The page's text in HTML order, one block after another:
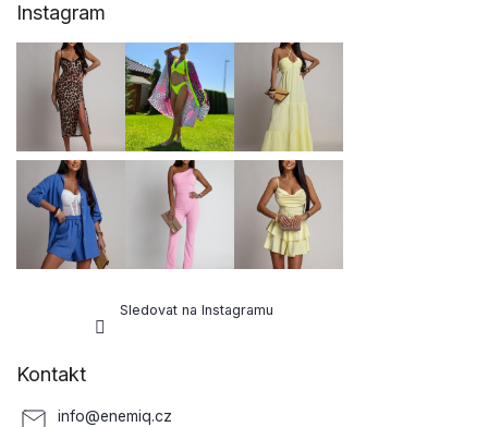
Instagram
Sledovat na Instagramu
Kontakt
info@enemiq.cz